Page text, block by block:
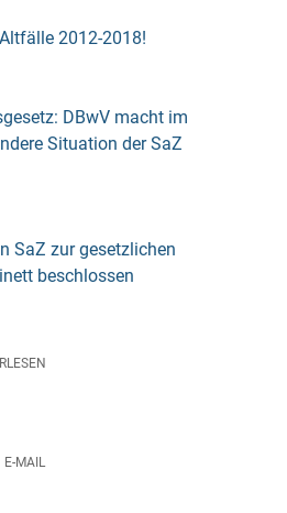
2012-2018!
DBwV macht im
Situation der SaZ
SaZ zur gesetzlichen
beschlossen
Seite vorlesen.
E-MAIL